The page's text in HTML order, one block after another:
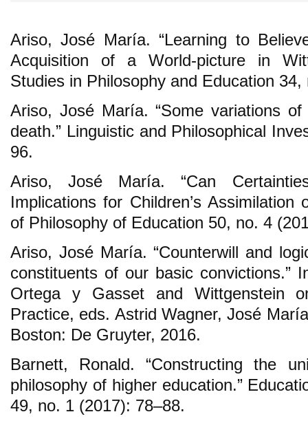
Ariso, José María. “Learning to
Acquisition of a World-picture in
Studies in Philosophy and Education
Ariso, José María. “Some variations
death.” Linguistic and Philosophical
96.
Ariso, José María. “Can
Implications for Children’s Assimilation
of Philosophy of Education 50, no. 4
Ariso, José María. “Counterwill and
constituents of our basic convictions.”
Ortega y Gasset and Wittgenstein
Practice, eds. Astrid Wagner, José
Boston: De Gruyter, 2016.
Barnett, Ronald. “Constructing the
philosophy of higher education.”
49, no. 1 (2017): 78–88.